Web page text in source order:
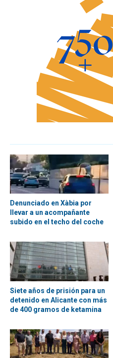
Denunciado en Xàbia por
llevar a un acompañante
subido en el techo del coche
Siete años de prisión para un
detenido en Alicante con más
de 400 gramos de ketamina